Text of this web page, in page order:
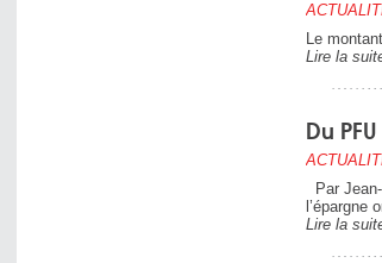
Le
Lire la
Du
Par
l’épargne
Lire la